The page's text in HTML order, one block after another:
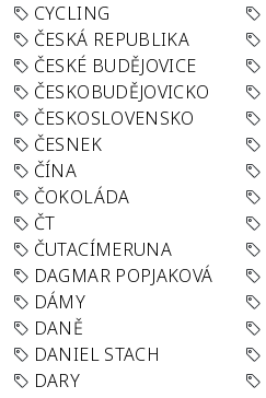
CYCLING
ČESKÁ REPUBLIKA
ČESKÉ BUDĚJOVICE
ČESKOBUDĚJOVICKO
ČESKOSLOVENSKO
ČESNEK
ČÍNA
ČOKOLÁDA
ČT
ČUTACÍMERUNA
DAGMAR POPJAKOVÁ
DÁMY
DANĚ
DANIEL STACH
DARY